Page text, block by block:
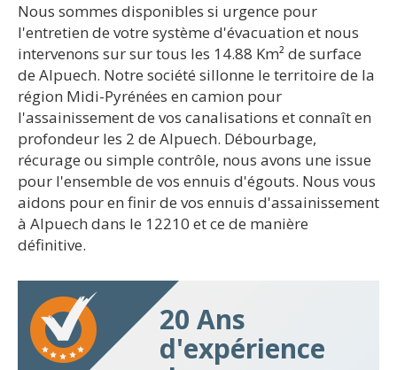
Nous sommes disponibles si urgence pour
l'entretien de votre système d'évacuation et nous
intervenons sur sur tous les 14.88 Km² de surface
de Alpuech. Notre société sillonne le territoire de la
région Midi-Pyrénées en camion pour
l'assainissement de vos canalisations et connaît en
profondeur les 2 de Alpuech. Débourbage,
récurage ou simple contrôle, nous avons une issue
pour l'ensemble de vos ennuis d'égouts. Nous vous
aidons pour en finir de vos ennuis d'assainissement
à Alpuech dans le 12210 et ce de manière
définitive.
20 Ans
d'expérience